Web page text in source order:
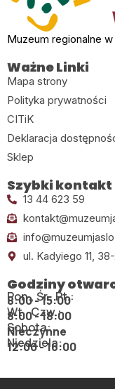
Muzeum regionalne
Ważne Linki
Mapa strony
Polityka prywatności
CITiK
Deklaracja
Sklep
Szybki kontakt
13 44 623 59
ul. Kadyiego 11,
Godziny
Pon., Śr., Pt.:
8:00 - 15:00
Wt., Czw.:
8:00 - 18:00
Sobota:
Nieczynne
Niedziela:
12:00 - 16:00